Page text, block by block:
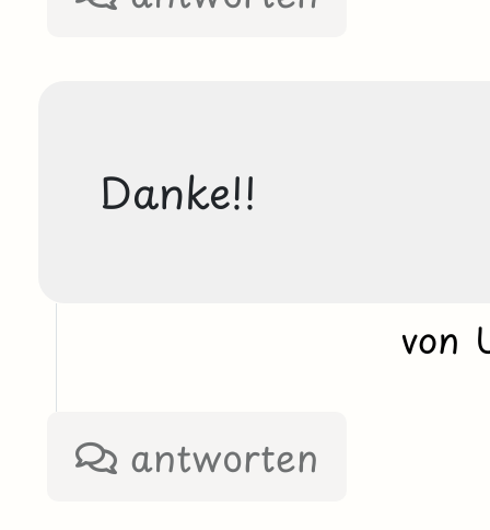
Danke!!
von
antworten